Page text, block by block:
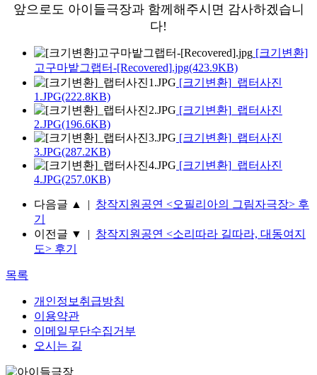
앞으로도 아이들극장과 함께해주시면 감사하겠습니
다!
[크기변환]
고구마밭그랩터-[Recovered].jpg(423.9KB)
[크기변환]_랩터사진
1.JPG(222.8KB)
[크기변환]_랩터사진
2.JPG(196.6KB)
[크기변환]_랩터사진
3.JPG(287.2KB)
[크기변환]_랩터사진
4.JPG(257.0KB)
다음글 ▲ | 창작지원공연 <오필리아의 그림자극장> 후
기
이전글 ▼ | 창작지원공연 <소리따라 길따라, 대동여지
도> 후기
목록
개인정보취급방침
이용약관
이메일무단수집거부
오시는 길